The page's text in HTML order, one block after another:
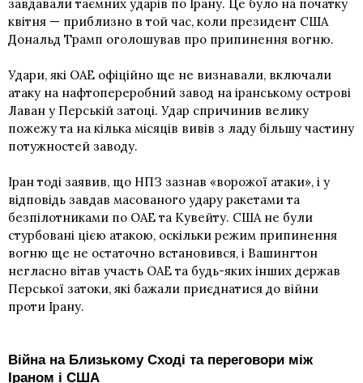
завдавали таємних ударів по Ірану. Це було на початку
квітня — приблизно в той час, коли президент США
Дональд Трамп оголошував про припинення вогню.
Удари, які ОАЕ офіційно ще не визнавали, включали
атаку на нафтопереробний завод на іранському острові
Лаван у Перській затоці. Удар спричинив велику
пожежу та на кілька місяців вивів з ладу більшу частину
потужностей заводу.
Іран тоді заявив, що НПЗ зазнав «ворожої атаки», і у
відповідь завдав масованого удару ракетами та
безпілотниками по ОАЕ та Кувейту. США не були
стурбовані цією атакою, оскільки режим припинення
вогню ще не остаточно встановився, і Вашингтон
негласно вітав участь ОАЕ та будь-яких інших держав
Перської затоки, які бажали приєднатися до війни
проти Ірану.
Війна на Близькому Сході та переговори між
Іраном і США